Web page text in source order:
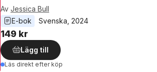
Av Jessica Bull
E-bok
Svenska, 2024
149 kr
Lägg till
Läs direkt efter köp